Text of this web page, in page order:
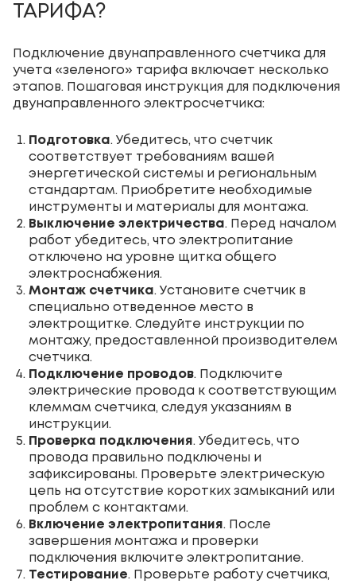
ТАРИФА?
Подключение двунаправленного счетчика для
учета «зеленого» тарифа включает несколько
этапов. Пошаговая инструкция для подключения
двунаправленного электросчетчика:
Подготовка. Убедитесь, что счетчик
соответствует требованиям вашей
энергетической системы и региональным
стандартам. Приобретите необходимые
инструменты и материалы для монтажа.
Выключение электричества. Перед началом
работ убедитесь, что электропитание
отключено на уровне щитка общего
электроснабжения.
Монтаж счетчика. Установите счетчик в
специально отведенное место в
электрощитке. Следуйте инструкции по
монтажу, предоставленной производителем
счетчика.
Подключение проводов. Подключите
электрические провода к соответствующим
клеммам счетчика, следуя указаниям в
инструкции.
Проверка подключения. Убедитесь, что
провода правильно подключены и
зафиксированы. Проверьте электрическую
цепь на отсутствие коротких замыканий или
проблем с контактами.
Включение электропитания. После
завершения монтажа и проверки
подключения включите электропитание.
Тестирование. Проверьте работу счетчика,